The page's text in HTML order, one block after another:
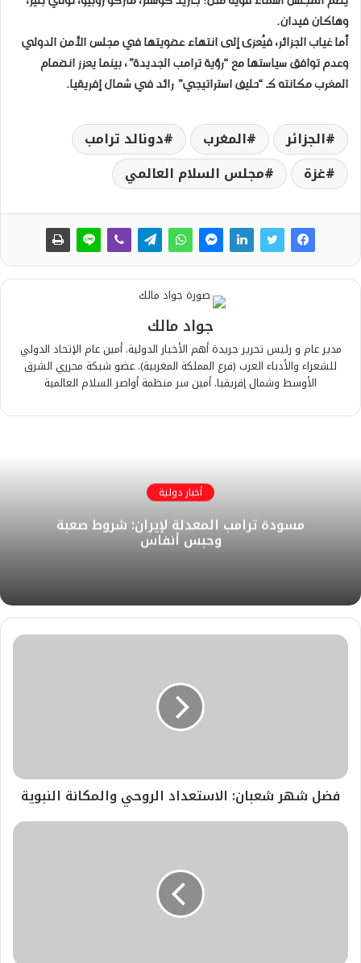
وهاكان فيدان.
أما غياب الجزائر، فيُعزى إلى انتهاء عضويتها في مجلس الأمن الدولي
وعدم توافق سياستها مع “رؤية ترامب الجديدة”، بينما يعزز انضمام
المغرب مكانته كـ “حليف استراتيجي” رائد في شمال إفريقيا.
الجزائر المغرب
دونالد ترامب
غزة
مجلس السلام العالمي
جواد مالك
مدير عام و رئيس تحرير جريدة أهم الأخبار الدولية. أمين عام الإتحاد الدولي
للشعراء والأدباء العرب (فرع المملكة المغربية). عضو شبكة محرري الشرق
الأوسط وشمال إفريقيا. أمين سر منظمة أواصر السلام العالمية
أخبار دولية
مسودة ترامب المعدلة لإيران: شروط صعبة
وحبس أنفاس
فضل شهر شعبان: الاستعداد الروحي والمكانة النبوية